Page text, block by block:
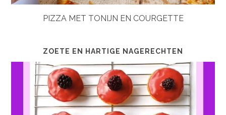
PIZZA MET TONIJN EN COURGETTE
ZOETE EN HARTIGE NAGERECHTEN